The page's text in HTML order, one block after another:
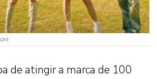
de atingir a marca de 100